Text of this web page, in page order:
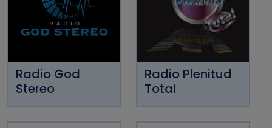
Radio God
Stereo
Radio Plenitud
Total